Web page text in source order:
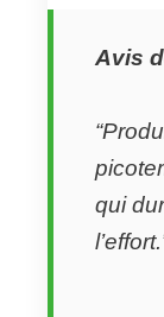
Avis
qui